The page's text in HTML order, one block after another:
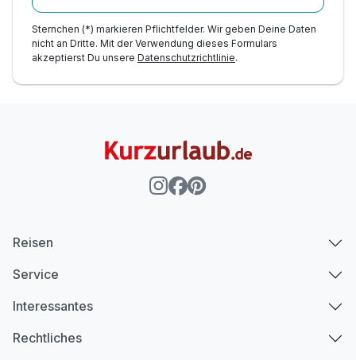
Sternchen (*) markieren Pflichtfelder. Wir geben Deine Daten
nicht an Dritte. Mit der Verwendung dieses Formulars
akzeptierst Du unsere Datenschutzrichtlinie.
Reisen
Service
Interessantes
Rechtliches